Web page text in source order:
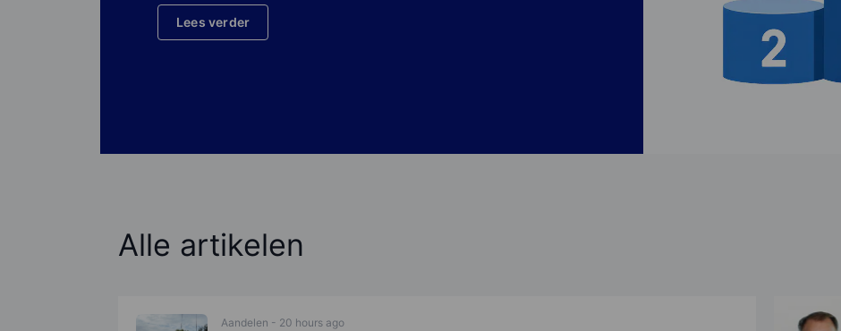
Lees verder
Alle artikelen
Aandelen - 20 hours ago